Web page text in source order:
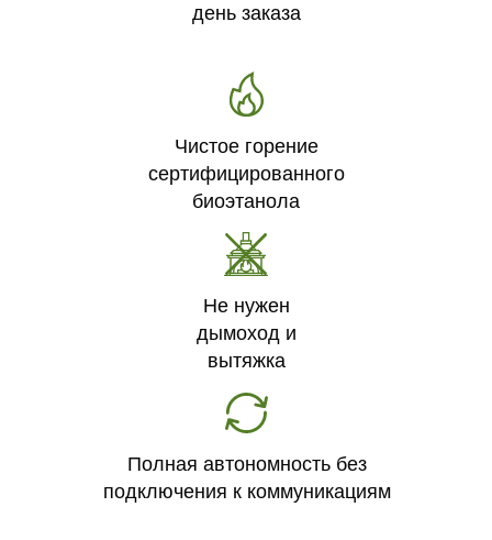
день заказа
Чистое горение
сертифицированного
биоэтанола
Не нужен
дымоход и
вытяжка
Полная автономность без
подключения к коммуникациям